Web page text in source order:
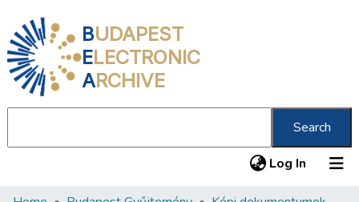
BUDAPEST
ELECTRONIC
ARCHIVE
Search
Log In (current)